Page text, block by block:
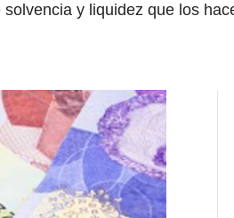
y liquidez que los